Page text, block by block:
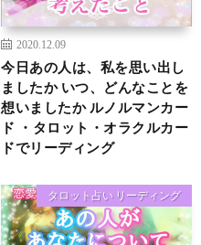
2020.12.09
今日あの人は、私を思い出し
ましたか いつ、どんなことを
想いましたか ルノルマンカー
ド ・タロット・オラクルカー
ドでリーディング
タロット占い リーディング